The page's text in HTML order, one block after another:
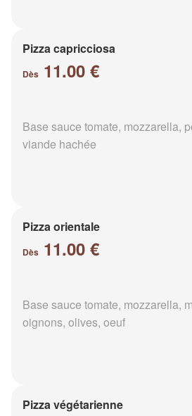
Pizza capricciosa
Dès 11.00 €
Base sauce tomate, mozzarella,
viande hachée
Pizza orientale
Dès 11.00 €
Base sauce tomate, mozzarella,
oignons, olives, oeuf
Pizza végétarienne